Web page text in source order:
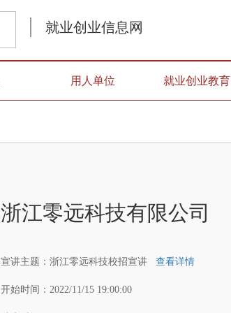
就业创业信息网
用人单位 就业创业教育
浙江零远科技有限公司
宣讲主题： 浙江零远科技校招宣讲 查看详情
开始时间： 2022/11/15 19:00:00